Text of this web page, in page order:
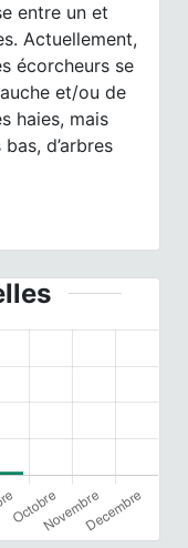
entre un et
Actuellement,
écorcheurs se
et/ou de
haies, mais
d’arbres